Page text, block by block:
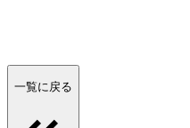
一覧に戻る